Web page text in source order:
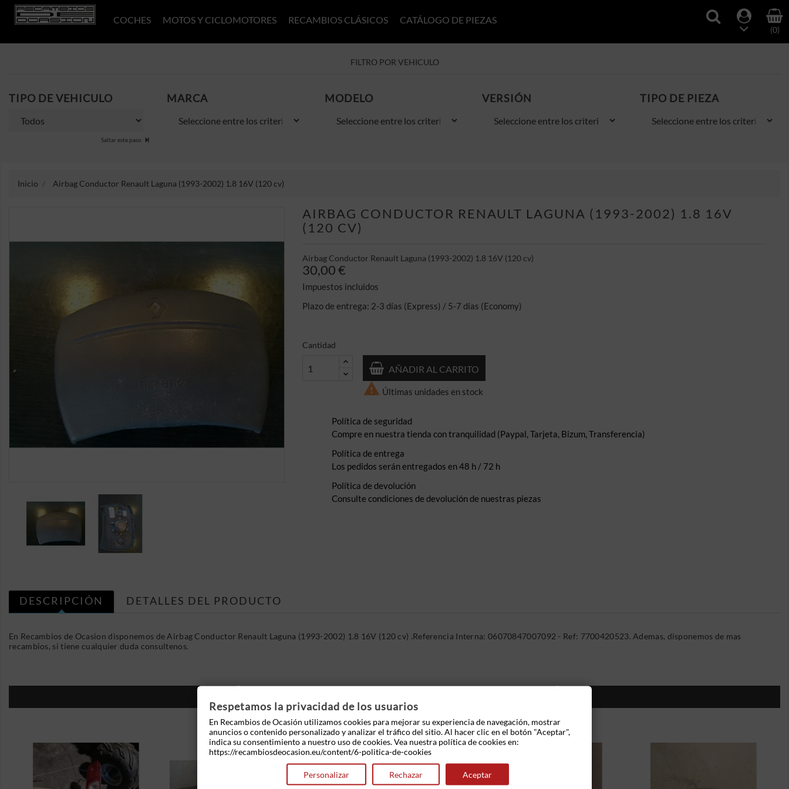
COCHES MOTOS Y CICLOMOTORES RECAMBIOS CLÁSICOS CATÁLOGO DE PIEZAS
(0)
FILTRO POR VEHICULO
TIPO DE VEHICULO
Saltar este paso
MARCA MODELO VERSIÓN TIPO DE PIEZA
Inicio Airbag Conductor Renault Laguna (1993-2002) 1.8 16V (120 cv)
AIRBAG CONDUCTOR RENAULT LAGUNA (1993-2002) 1.8 16V
(120 CV)
Airbag Conductor Renault Laguna (1993-2002) 1.8 16V (120 cv)
30,00 €
Impuestos incluidos
Plazo de entrega: 2-3 días (Express) / 5-7 días (Economy)
Cantidad
AÑADIR AL CARRITO
 Últimas unidades en stock
Política de seguridad
Compre en nuestra tienda con tranquilidad (Paypal, Tarjeta, Bizum, Transferencia)
Política de entrega
Los pedidos serán entregados en 48 h / 72 h
Política de devolución
Consulte condiciones de devolución de nuestras piezas
DESCRIPCIÓN DETALLES DEL PRODUCTO
En Recambios de Ocasion disponemos de Airbag Conductor Renault Laguna (1993-2002) 1.8 16V (120 cv) .Referencia Interna: 06070847007092 - Ref: 7700420523. Ademas, disponemos de mas
recambios, si tiene cualquier duda consultenos.
Respetamos la privacidad de los usuarios
En Recambios de Ocasión utilizamos cookies para mejorar su experiencia de navegación, mostrar
anuncios o contenido personalizado y analizar el tráfico del sitio. Al hacer clic en el botón "Aceptar",
indica su consentimiento a nuestro uso de cookies. Vea nuestra política de cookies en:
https://recambiosdeocasion.eu/content/6-politica-de-cookies
Personalizar Rechazar Aceptar